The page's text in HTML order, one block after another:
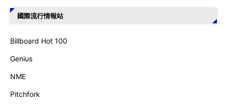
國際流行情報站
Billboard Hot 100
Genius
NME
Pitchfork